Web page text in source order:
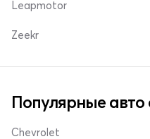
Leapmotor
Zeekr
Популярные авто
Chevrolet